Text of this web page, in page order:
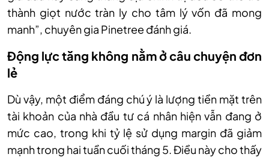
thành giọt nước tràn ly cho tâm lý vốn đã mong
manh”, chuyên gia Pinetree đánh giá.
Động lực tăng không nằm ở câu chuyện đơn
lẻ
Dù vậy, một điểm đáng chú ý là lượng tiền mặt trên
tài khoản của nhà đầu tư cá nhân hiện vẫn đang ở
mức cao, trong khi tỷ lệ sử dụng margin đã giảm
mạnh trong hai tuần cuối tháng 5. Điều này cho thấy